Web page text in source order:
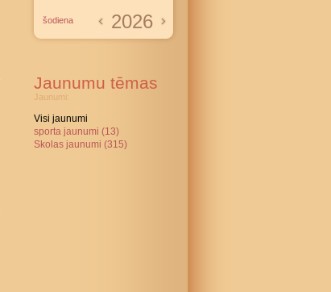
šodiena 2026
Jaunumu tēmas
Jaunumi:
Visi jaunumi
sporta jaunumi (13)
Skolas jaunumi (315)